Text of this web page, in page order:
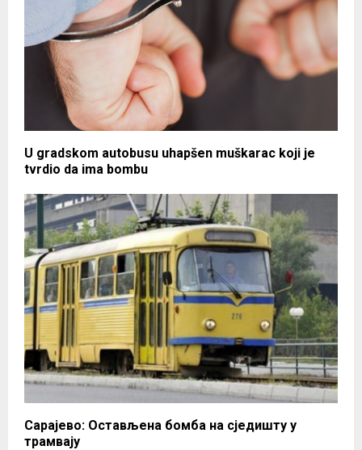
U gradskom autobusu uhapšen muškarac koji je
tvrdio da ima bombu
Сарајево: Остављена бомба на сједишту у
трамвају